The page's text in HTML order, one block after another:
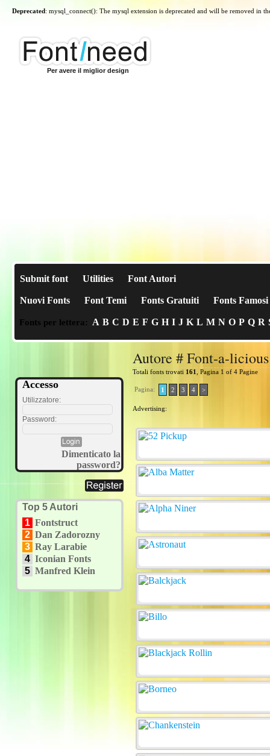
Deprecated: mysql_connect(): The mysql extension is deprecated and will be removed in
Per avere il miglior design
Submit font Utilities Font Autori
Nuovi Fonts Font Temi Fonts Gratuiti Fonts Famosi
Fonts per lettera: A B C D E F G H I J K L M N O P Q R
Accesso
Utilizzatore:
Password:
Dimenticato la
password?
Top 5 Autori
1 Fontstruct
2 Dan Zadorozny
3 Ray Larabie
4 Iconian Fonts
5 Manfred Klein
Autore # Font-a-
Totali fonts trovati 161 , Pagina 1 of 4 Pagine
Pagina: 1 2 3 4 >
Advertising: